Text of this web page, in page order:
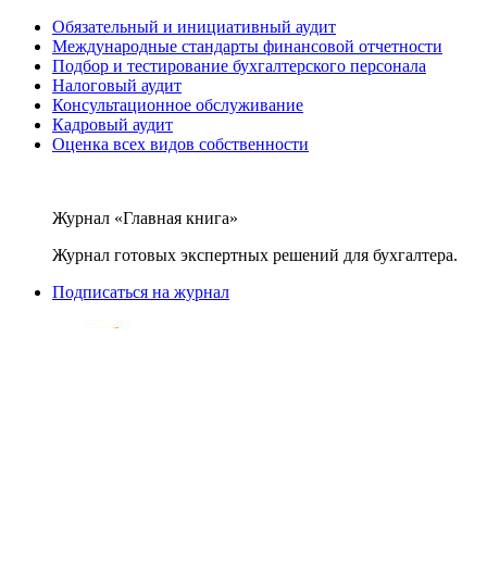
Обязательный и инициативный аудит
Международные стандарты финансовой отчетности
Подбор и тестирование бухгалтерского персонала
Налоговый аудит
Консультационное обслуживание
Кадровый аудит
Оценка всех видов собственности
Журнал «Главная книга»
Журнал готовых экспертных решений для бухгалтера.
Подписаться на журнал